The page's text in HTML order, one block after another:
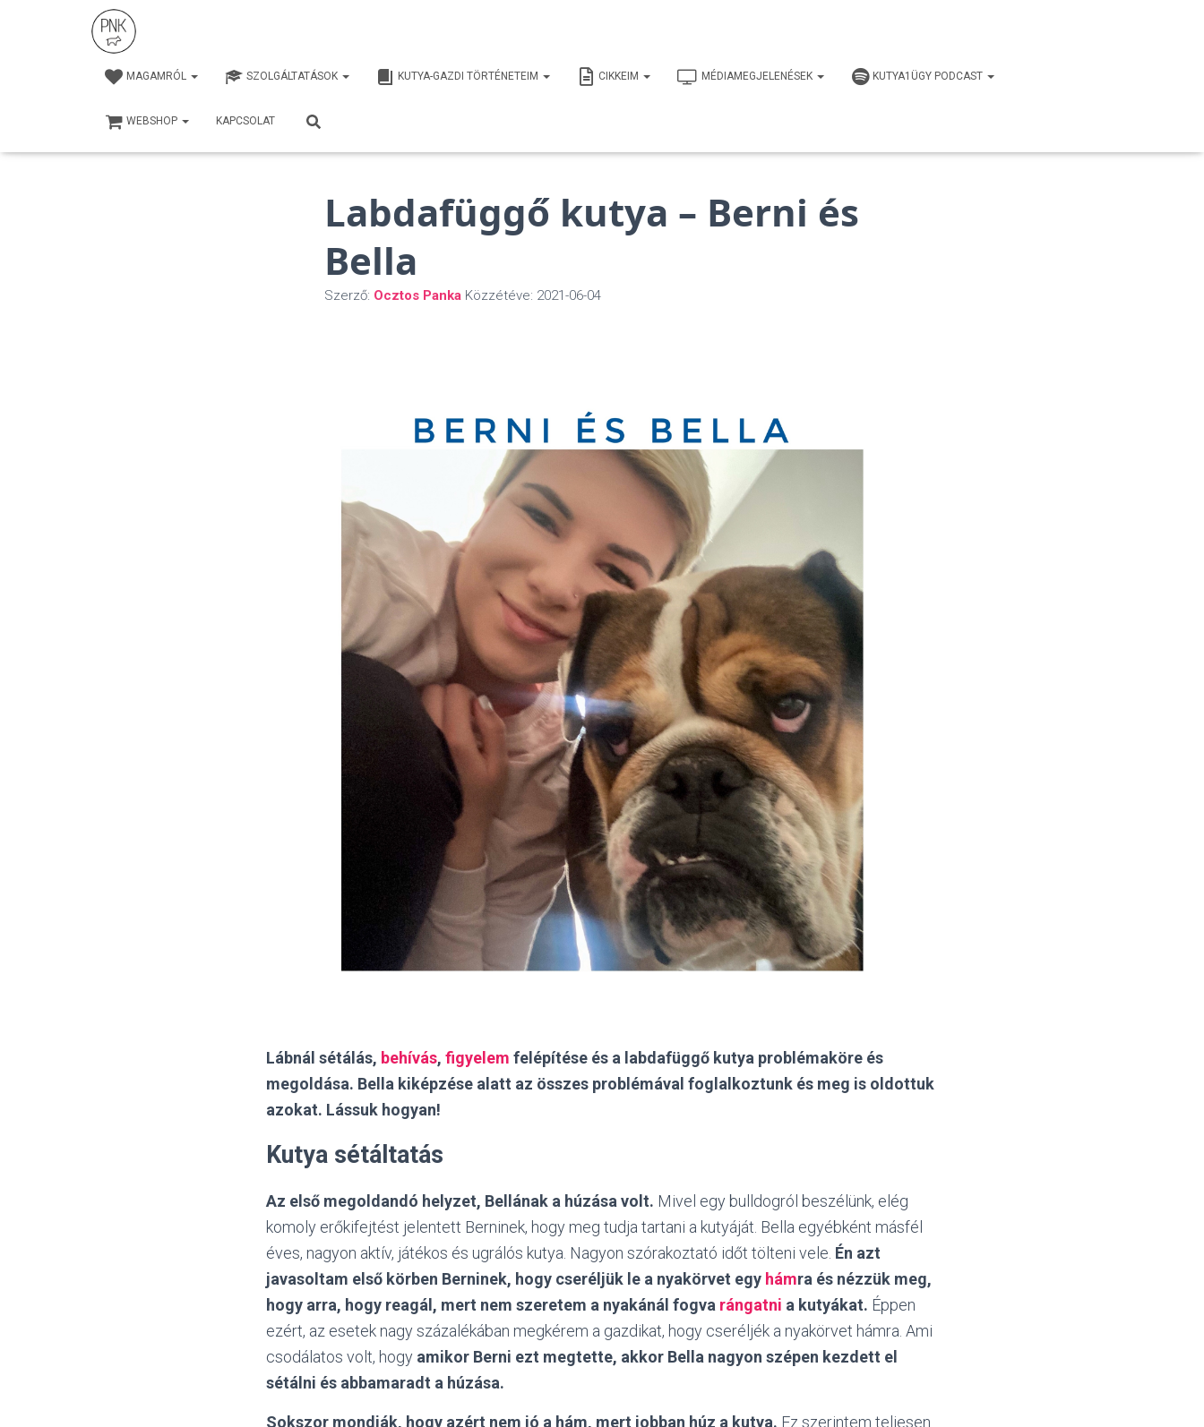
MAGAMRÓL SZOLGÁLTATÁSOK KUTYA-GAZDI TÖRTÉNETEIM CIKKEIM MÉDIAMEGJELENÉSEK KUTYA1ÜGY PODCAST
WEBSHOP KAPCSOLAT
Labdafüggő kutya – Berni és
Bella
Szerző: Ocztos PankaKözzétéve: 2021-06-04
Lábnál sétálás, behívás, figyelem felépítése és a labdafüggő kutya problémaköre és
megoldása. Bella kiképzése alatt az összes problémával foglalkoztunk és meg is oldottuk
azokat. Lássuk hogyan!
Kutya sétáltatás
Az első megoldandó helyzet, Bellának a húzása volt. Mivel egy bulldogról beszélünk, elég
komoly erőkifejtést jelentett Berninek, hogy meg tudja tartani a kutyáját. Bella egyébként másfél
éves, nagyon aktív, játékos és ugrálós kutya. Nagyon szórakoztató időt tölteni vele. Én azt
javasoltam első körben Berninek, hogy cseréljük le a nyakörvet egy hámra és nézzük meg,
hogy arra, hogy reagál, mert nem szeretem a nyakánál fogva rángatni a kutyákat. Éppen
ezért, az esetek nagy százalékában megkérem a gazdikat, hogy cseréljék a nyakörvet hámra. Ami
csodálatos volt, hogy amikor Berni ezt megtette, akkor Bella nagyon szépen kezdett el
sétálni és abbamaradt a húzása.
Sokszor mondják, hogy azért nem jó a hám, mert jobban húz a kutya. Ez szerintem teljesen